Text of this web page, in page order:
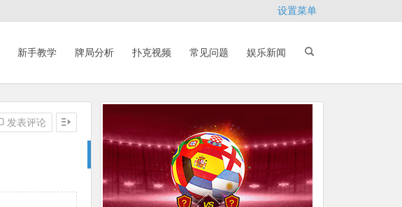
设置菜单
新手教学 牌局分析 扑克视频 常见问题 娱乐新闻
发表评论